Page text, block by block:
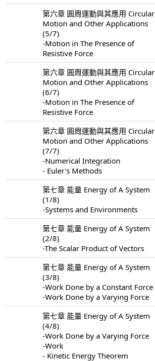
第六章 圓周運動與其應用 Circular
Motion and Other Applications
(5/7)
-Motion in The Presence of
Resistive Force
第六章 圓周運動與其應用 Circular
Motion and Other Applications
(6/7)
-Motion in The Presence of
Resistive Force
第六章 圓周運動與其應用 Circular
Motion and Other Applications
(7/7)
-Numerical Integration
- Euler's Methods
第七章 能量 Energy of A System
(1/8)
-Systems and Environments
第七章 能量 Energy of A System
(2/8)
-The Scalar Product of Vectors
第七章 能量 Energy of A System
(3/8)
-Work Done by a Constant Force
-Work Done by a Varying Force
第七章 能量 Energy of A System
(4/8)
-Work Done by a Varying Force
-Work
- Kinetic Energy Theorem